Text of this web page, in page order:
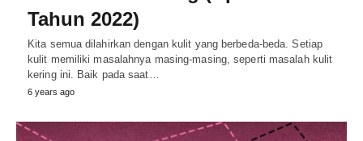
Tahun 2022)
Kita semua dilahirkan dengan kulit yang berbeda-beda. Setiap
kulit memiliki masalahnya masing-masing, seperti masalah kulit
kering ini. Baik pada saat…
6 years ago